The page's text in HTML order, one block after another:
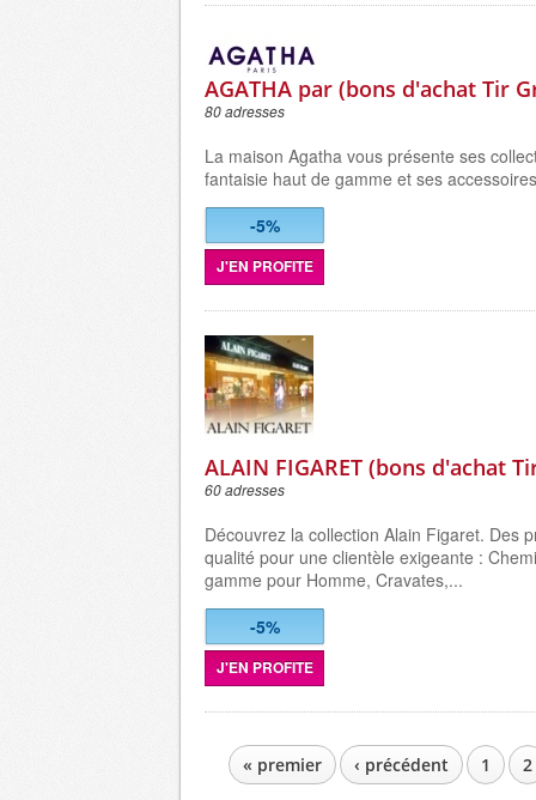
AGATHA par (bons d'achat Tir
80 adresses
La maison Agatha vous présente ses
fantaisie haut de gamme et ses
-5%
J'EN PROFITE
ALAIN FIGARET (bons d'achat
60 adresses
Découvrez la collection Alain Figaret. Des
qualité pour une clientèle exigeante :
gamme pour Homme, Cravates,...
-5%
J'EN PROFITE
PAGES« premier ‹ précédent 1 2